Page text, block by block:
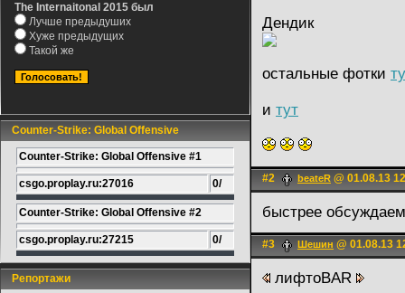
The Internaitonal 2015 был
Лучше предыдуших
Хуже предыдущих
Такой же
Counter-Strike: Global Offensive
Counter-Strike: Global Offensive #1
csgo.proplay.ru:27016 0/
Counter-Strike: Global Offensive #2
csgo.proplay.ru:27215 0/
Репортажи
Дендик
остальные фотки
и тут
#2 beateR @ 01.08.13
быстрее
#3 Шешин @ 01.08.13
лифтоBAR